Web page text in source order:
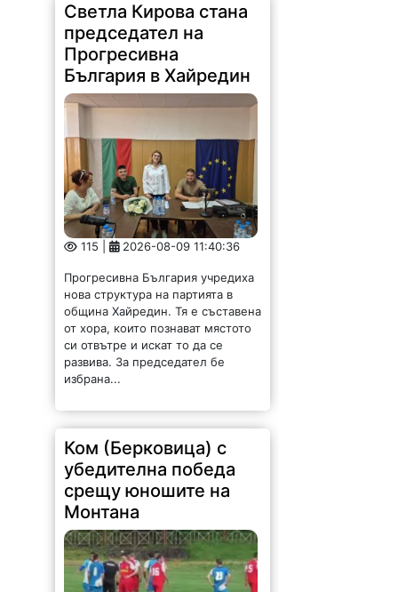
Светла Кирова стана
председател на
Прогресивна
България в Хайредин
115 | 2026-08-09 11:40:36
Прогресивна България учредиха
нова структура на партията в
община Хайредин. Тя е съставена
от хора, които познават мястото
си отвътре и искат то да се
развива. За председател бе
избрана...
Ком (Берковица) с
убедителна победа
срещу юношите на
Монтана